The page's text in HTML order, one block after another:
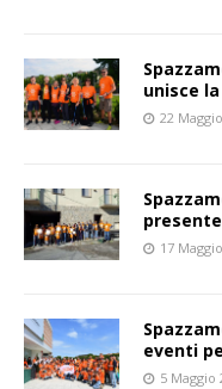
unisce
22
presente
17
eventi
5 Maggio